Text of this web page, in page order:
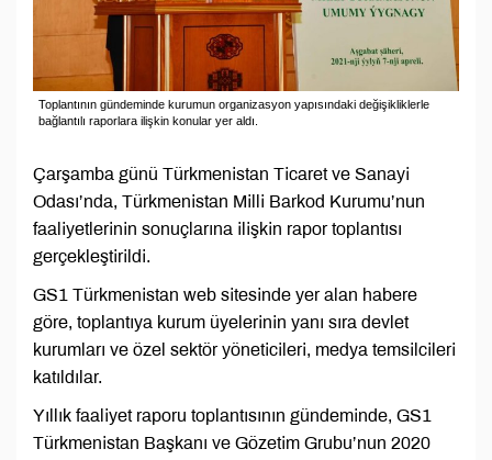
Toplantının gündeminde kurumun organizasyon yapısındaki değişikliklerle
bağlantılı raporlara ilişkin konular yer aldı.
Çarşamba günü Türkmenistan Ticaret ve Sanayi
Odası’nda, Türkmenistan Milli Barkod Kurumu’nun
faaliyetlerinin sonuçlarına ilişkin rapor toplantısı
gerçekleştirildi.
GS1 Türkmenistan web sitesinde yer alan habere
göre, toplantıya kurum üyelerinin yanı sıra devlet
kurumları ve özel sektör yöneticileri, medya temsilcileri
katıldılar.
Yıllık faaliyet raporu toplantısının gündeminde, GS1
Türkmenistan Başkanı ve Gözetim Grubu’nun 2020